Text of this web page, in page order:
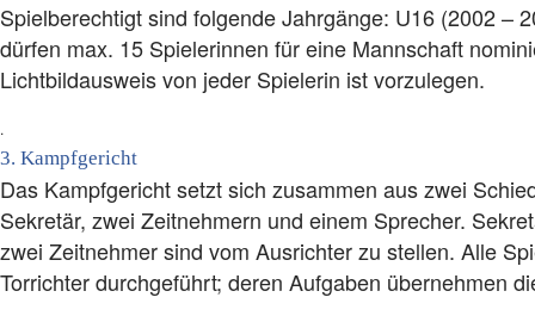
Spielberechtigt sind folgende Jahrgänge: U16 (2002 –
dürfen max. 15 Spielerinnen für eine Mannschaft
Lichtbildausweis von jeder Spielerin ist vorzulegen.
.
3. Kampfgericht
Das Kampfgericht setzt sich zusammen aus zwei
Sekretär, zwei Zeitnehmern und einem Sprecher.
zwei Zeitnehmer sind vom Ausrichter zu stellen. Alle
Torrichter durchgeführt; deren Aufgaben übernehmen